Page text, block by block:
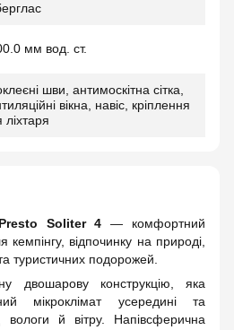
мм вод. ст.
шви, антимоскітна сітка,
вікна, навіс, кріплення
ліхтаря
Soliter 4 — комфортний
відпочинку на природі,
туристичних подорожей.
двошарову конструкцію, яка
мікроклімат усередині та
вологи й вітру. Напівсферична